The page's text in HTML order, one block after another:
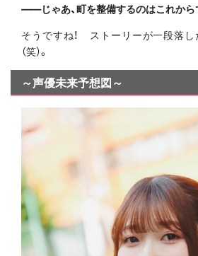
――じゃあ、町を整備するのはこれから
そうですね！ ストーリーが一段落し
（笑）。
～声優未来予想図～